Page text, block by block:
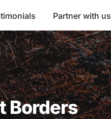
Partner with us
Borders